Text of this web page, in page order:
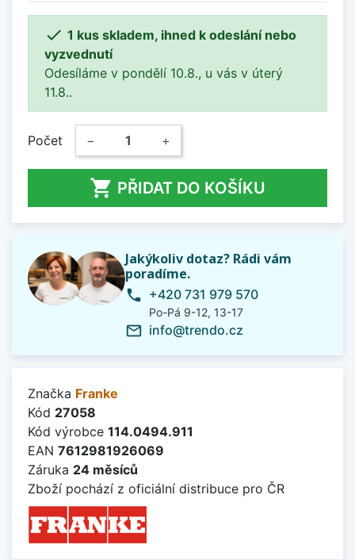
 1 kus skladem, ihned k odeslání nebo
vyzvednutí
Odesíláme v pondělí 10.8., u vás v úterý
11.8..
Počet − +
 PŘIDAT DO KOŠÍKU
Jakýkoliv dotaz? Rádi vám
poradíme.
phone +420 731 979 570
Po-Pá 9-12, 13-17
mail_outline info@trendo.cz
Značka Franke
Kód 27058
Kód výrobce 114.0494.911
EAN 7612981926069
Záruka 24 měsíců
Zboží pochází z oficiální distribuce pro ČR